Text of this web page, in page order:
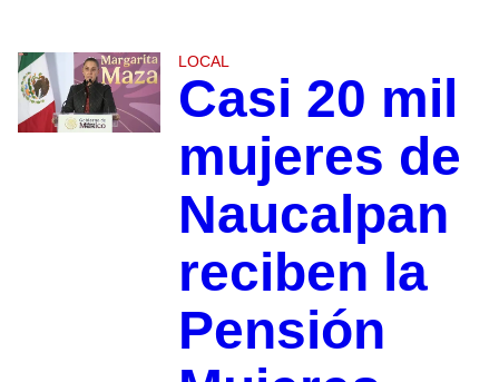
LOCAL
Casi 20 mil
mujeres de
Naucalpan
reciben la
Pensión